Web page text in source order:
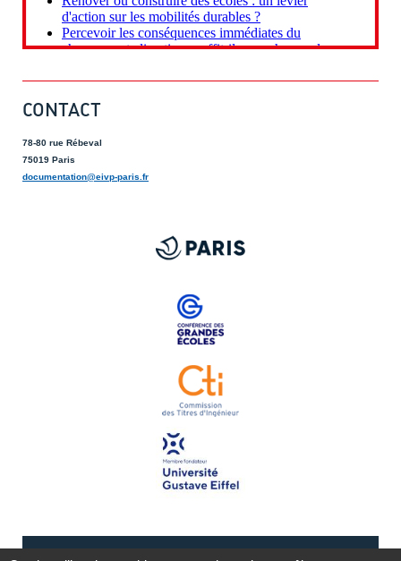
CONTACT
78-80 rue Rébeval
75019 Paris
documentation@eivp-paris.fr